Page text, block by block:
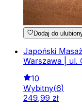
Dodaj do
Japoński
Warszawa | ul.
10
Wybitny(6)
249,99 zł